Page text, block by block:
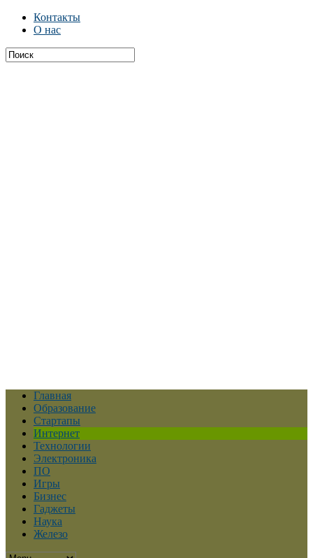
Контакты
О нас
Главная
Образование
Стартапы
Интернет
Технологии
Электроника
ПО
Игры
Бизнес
Гаджеты
Наука
Железо